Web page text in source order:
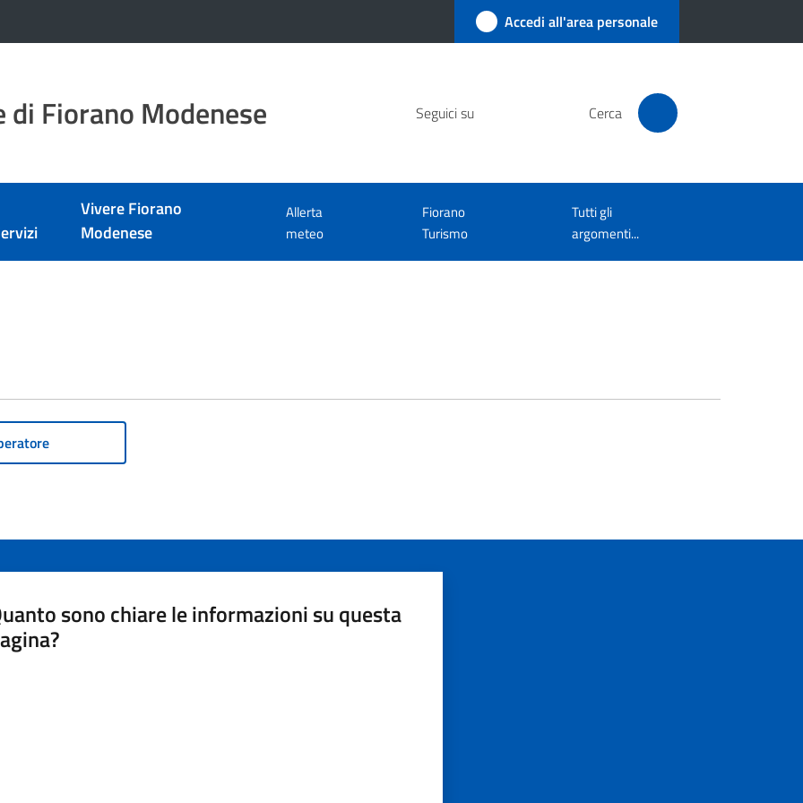
Accedi all'area personale
di Fiorano Modenese Seguici su Cerca
Vivere Fiorano
Modenese
Allerta
meteo
Fiorano
Turismo
Tutti gli
argomenti...
sono chiare le informazioni su questa